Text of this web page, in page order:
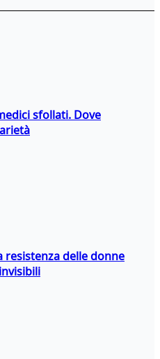
sfollati. Dove
resistenza delle donne